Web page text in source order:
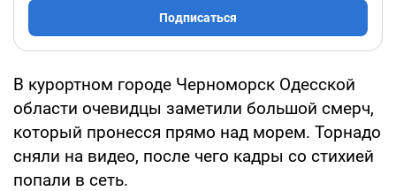
Подписаться
В курортном городе Черноморск Одесской
области очевидцы заметили большой смерч,
который пронесся прямо над морем. Торнадо
сняли на видео, после чего кадры со стихией
попали в сеть.